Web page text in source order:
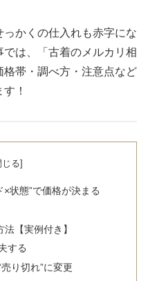
かくの仕入れも赤字にな
は、「古着のメルカリ相
帯・調べ方・注意点など
！
状態”で価格が決まる
【実例付き】
する
り切れ”に変更